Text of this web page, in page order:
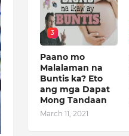
3
Paano mo
Malalaman na
Buntis ka? Eto
ang mga Dapat
Mong Tandaan
March 11, 2021